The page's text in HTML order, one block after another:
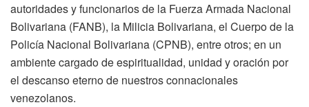
autoridades y funcionarios de la Fuerza Armada Nacional
Bolivariana (FANB), la Milicia Bolivariana, el Cuerpo de la
Policía Nacional Bolivariana (CPNB), entre otros; en un
ambiente cargado de espiritualidad, unidad y oración por
el descanso eterno de nuestros connacionales
venezolanos.